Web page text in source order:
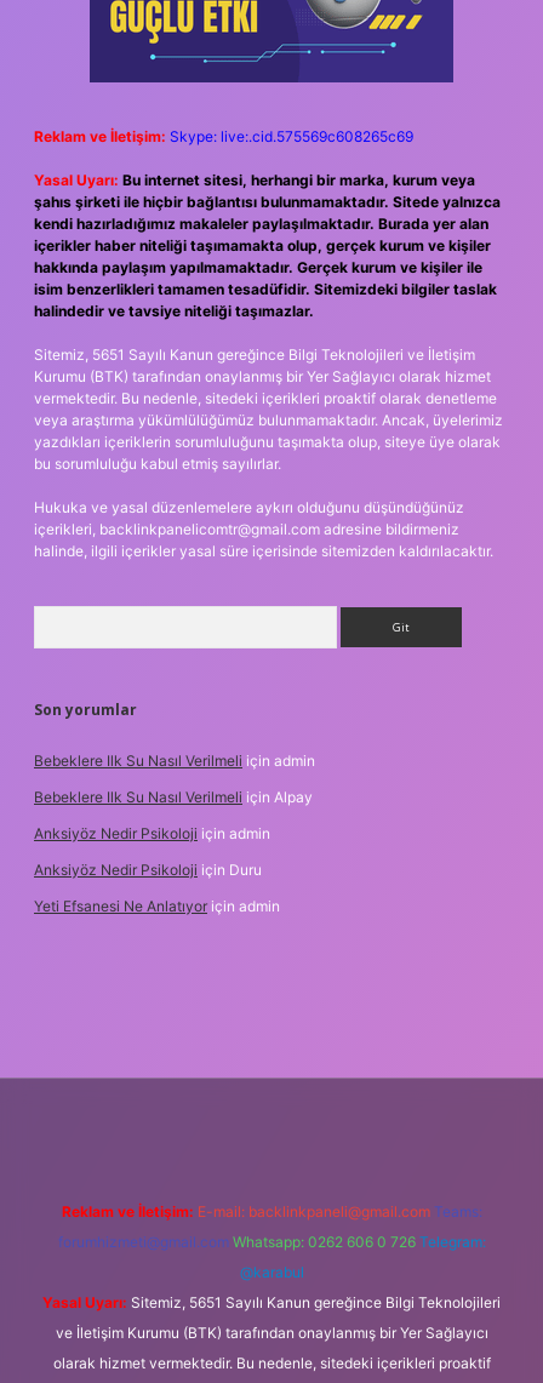
Reklam ve İletişim: Skype: live:.cid.575569c608265c69
Yasal Uyarı: Bu internet sitesi, herhangi bir marka, kurum veya
şahıs şirketi ile hiçbir bağlantısı bulunmamaktadır. Sitede yalnızca
kendi hazırladığımız makaleler paylaşılmaktadır. Burada yer alan
içerikler haber niteliği taşımamakta olup, gerçek kurum ve kişiler
hakkında paylaşım yapılmamaktadır. Gerçek kurum ve kişiler ile
isim benzerlikleri tamamen tesadüfidir. Sitemizdeki bilgiler taslak
halindedir ve tavsiye niteliği taşımazlar.
Sitemiz, 5651 Sayılı Kanun gereğince Bilgi Teknolojileri ve İletişim
Kurumu (BTK) tarafından onaylanmış bir Yer Sağlayıcı olarak hizmet
vermektedir. Bu nedenle, sitedeki içerikleri proaktif olarak denetleme
veya araştırma yükümlülüğümüz bulunmamaktadır. Ancak, üyelerimiz
yazdıkları içeriklerin sorumluluğunu taşımakta olup, siteye üye olarak
bu sorumluluğu kabul etmiş sayılırlar.
Hukuka ve yasal düzenlemelere aykırı olduğunu düşündüğünüz
içerikleri, backlinkpanelicomtr@gmail.com adresine bildirmeniz
halinde, ilgili içerikler yasal süre içerisinde sitemizden kaldırılacaktır.
Son yorumlar
Bebeklere Ilk Su Nasıl Verilmeli için admin
Bebeklere Ilk Su Nasıl Verilmeli için Alpay
Anksiyöz Nedir Psikoloji için admin
Anksiyöz Nedir Psikoloji için Duru
Yeti Efsanesi Ne Anlatıyor için admin
Reklam ve İletişim: E-mail: backlinkpaneli@gmail.com Teams:
forumhizmeti@gmail.com Whatsapp: 0262 606 0 726 Telegram:
@karabul
Yasal Uyarı: Sitemiz, 5651 Sayılı Kanun gereğince Bilgi Teknolojileri
ve İletişim Kurumu (BTK) tarafından onaylanmış bir Yer Sağlayıcı
olarak hizmet vermektedir. Bu nedenle, sitedeki içerikleri proaktif